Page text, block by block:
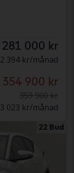
281 000 kr
2 394 kr/månad
354 900 kr
359 900 kr
3 023 kr/månad
22 Bud